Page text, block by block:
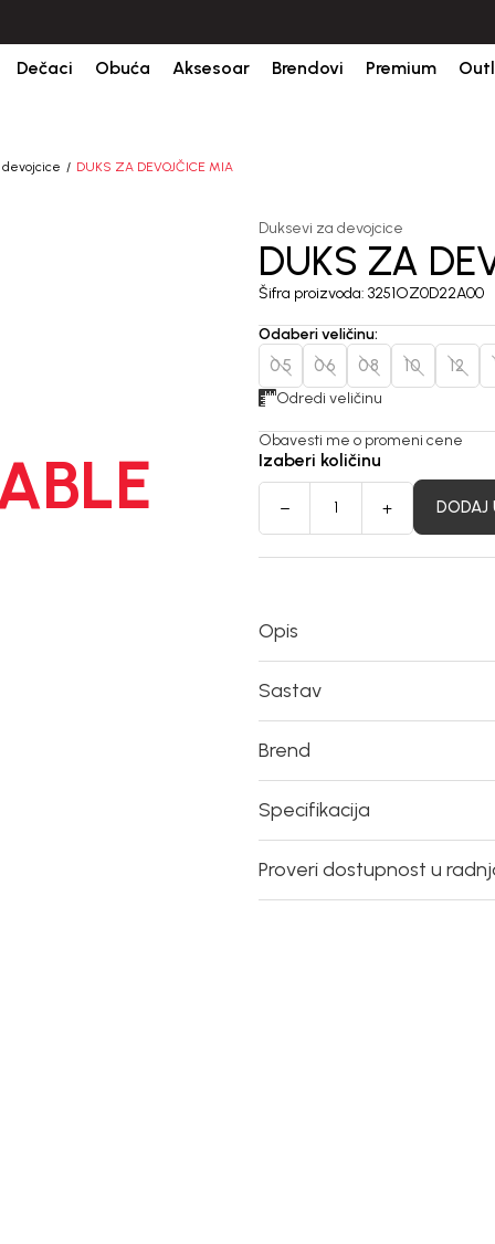
Dečaci Obuća Aksesoar Brendovi Premium
devojcice DUKS ZA DEVOJČICE MIA
Duksevi za devojcice
DUKS ZA
Šifra proizvoda: 3251OZ0D22A00
Odaberi veličinu:
05 06 08 10 12
Odredi veličinu
Obavesti me o promeni cene
Izaberi količinu
DODAJ
Opis
Sastav
Brend
Specifikacija
Proveri dostupnost u